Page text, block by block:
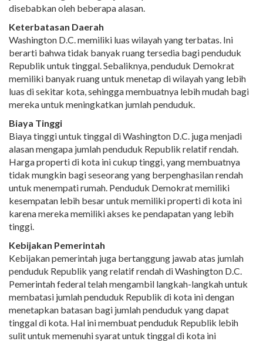
disebabkan oleh beberapa alasan.
Keterbatasan Daerah
Washington D.C. memiliki luas wilayah yang terbatas. Ini
berarti bahwa tidak banyak ruang tersedia bagi penduduk
Republik untuk tinggal. Sebaliknya, penduduk Demokrat
memiliki banyak ruang untuk menetap di wilayah yang lebih
luas di sekitar kota, sehingga membuatnya lebih mudah bagi
mereka untuk meningkatkan jumlah penduduk.
Biaya Tinggi
Biaya tinggi untuk tinggal di Washington D.C. juga menjadi
alasan mengapa jumlah penduduk Republik relatif rendah.
Harga properti di kota ini cukup tinggi, yang membuatnya
tidak mungkin bagi seseorang yang berpenghasilan rendah
untuk menempati rumah. Penduduk Demokrat memiliki
kesempatan lebih besar untuk memiliki properti di kota ini
karena mereka memiliki akses ke pendapatan yang lebih
tinggi.
Kebijakan Pemerintah
Kebijakan pemerintah juga bertanggung jawab atas jumlah
penduduk Republik yang relatif rendah di Washington D.C.
Pemerintah federal telah mengambil langkah-langkah untuk
membatasi jumlah penduduk Republik di kota ini dengan
menetapkan batasan bagi jumlah penduduk yang dapat
tinggal di kota. Hal ini membuat penduduk Republik lebih
sulit untuk memenuhi syarat untuk tinggal di kota ini